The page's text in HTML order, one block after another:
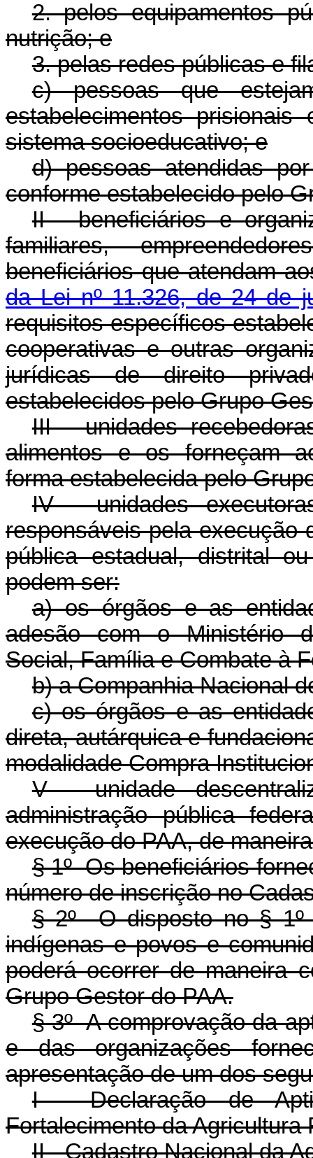
2. pelos equipamentos
nutrição; e
3. pelas redes públicas e
c) pessoas que
estabelecimentos
sistema socioeducativo; e
d) pessoas atendidas
conforme estabelecido pelo
II - beneficiários e
familiares,
beneficiários que atendam
da Lei nº 11.326, de 24 de
requisitos específicos
cooperativas e outras
jurídicas de direito
estabelecidos pelo Grupo
III - unidades
alimentos e os forneçam
forma estabelecida pelo
IV - unidades
responsáveis pela execução
pública estadual, distrital
podem ser:
a) os órgãos e as
adesão com o Ministério
Social, Família e Combate à
b) a Companhia Nacional
c) os órgãos e as
direta, autárquica e
modalidade Compra
V - unidade
administração pública
execução do PAA, de
§ 1º Os beneficiários
número de inscrição no
§ 2º O disposto no §
indígenas e povos e
poderá ocorrer de maneira
Grupo Gestor do PAA.
§ 3º A comprovação da
e das organizações
apresentação de um dos
I - Declaração de
Fortalecimento da Agricultura
II - Cadastro Nacional da